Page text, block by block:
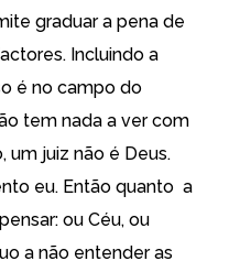
graduar a pena de
Incluindo a
é no campo do
tem nada a ver com
um juiz não é Deus.
eu. Então quanto a
ou Céu, ou
a não entender as